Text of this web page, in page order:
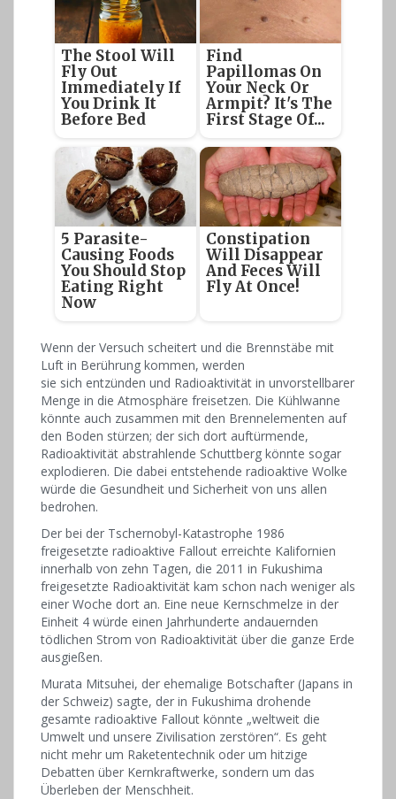
The Stool Will
Fly Out
Immediately If
You Drink It
Before Bed
Find
Papillomas On
Your Neck Or
Armpit? It's The
First Stage Of...
5 Parasite-
Causing Foods
You Should Stop
Eating Right
Now
Constipation
Will Disappear
And Feces Will
Fly At Once!
Wenn der Versuch scheitert und die Brennstäbe mit
Luft in Berührung kommen, werden
sie sich entzünden und Radioaktivität in unvorstellbarer
Menge in die Atmosphäre freisetzen. Die Kühlwanne
könnte auch zusammen mit den Brennelementen auf
den Boden stürzen; der sich dort auftürmende,
Radioaktivität abstrahlende Schuttberg könnte sogar
explodieren. Die dabei entstehende radioaktive Wolke
würde die Gesundheit und Sicherheit von uns allen
bedrohen.
Der bei der Tschernobyl-Katastrophe 1986
freigesetzte radioaktive Fallout erreichte Kalifornien
innerhalb von zehn Tagen, die 2011 in Fukushima
freigesetzte Radioaktivität kam schon nach weniger als
einer Woche dort an. Eine neue Kernschmelze in der
Einheit 4 würde einen Jahrhunderte andauernden
tödlichen Strom von Radioaktivität über die ganze Erde
ausgießen.
Murata Mitsuhei, der ehemalige Botschafter (Japans in
der Schweiz) sagte, der in Fukushima drohende
gesamte radioaktive Fallout könnte „weltweit die
Umwelt und unsere Zivilisation zerstören“. Es geht
nicht mehr um Raketentechnik oder um hitzige
Debatten über Kernkraftwerke, sondern um das
Überleben der Menschheit.